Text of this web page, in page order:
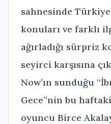
sahnesinde
konuları ve farklı
ağırladığı sürpriz
seyirci karşısına
Now’ın sunduğu
Gece”nin bu
oyuncu Birce